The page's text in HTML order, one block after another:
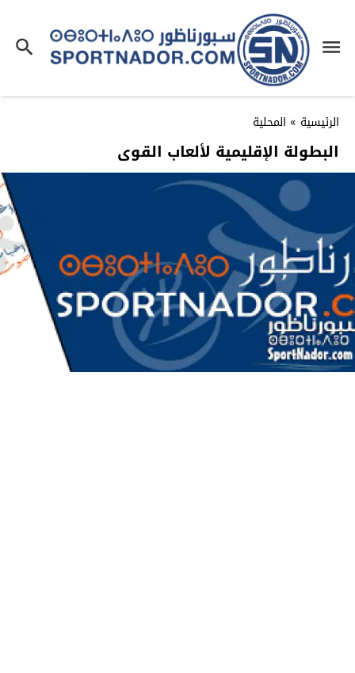
الرئيسية » المحلية
البطولة الإقليمية لألعاب القوى